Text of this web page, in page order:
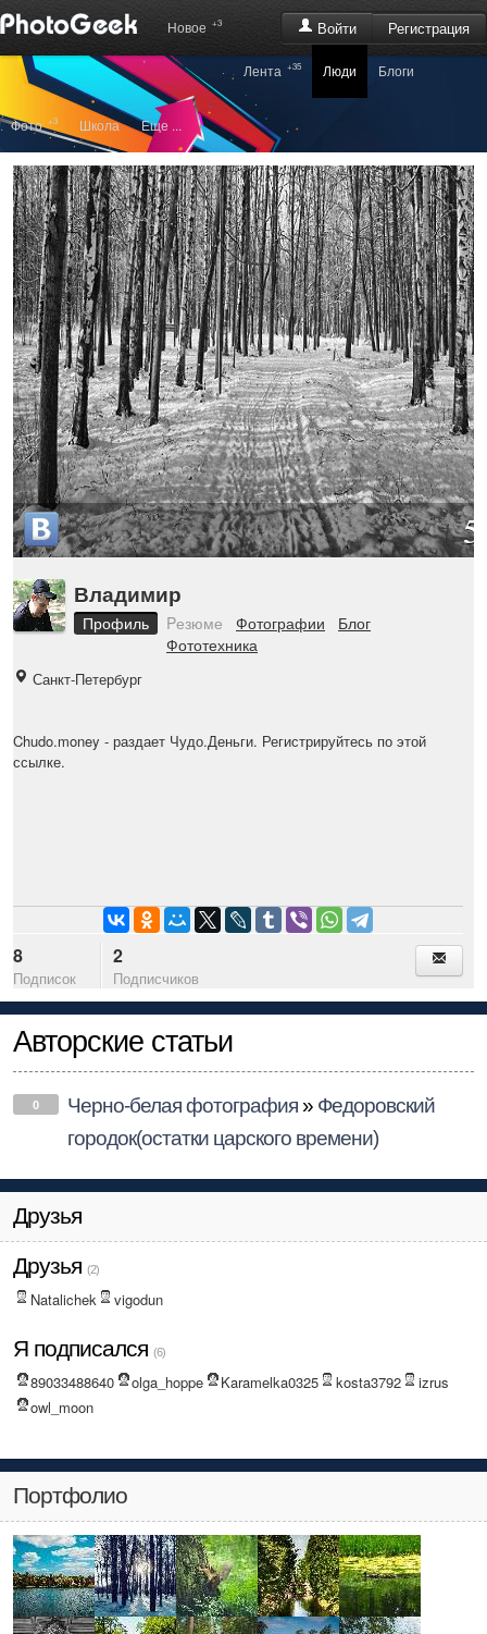
Войти Регистрация
Новое +3
Лента +35 Люди Блоги
Фото+3 Школа Еще ...
Владимир
Профиль Pезюме Фотографии
Блог
Фототехника
Санкт-Петербург
Chudo.money - раздает Чудо.Деньги. Регистрируйтесь по этой
ссылке.
8
Подписок
2
Подписчиков
Авторские статьи
0 Черно-белая фотография» Федоровский
городок(остатки царского времени)
Друзья
Друзья (2)
Natalichek vigodun
Я подписался (6)
89033488640 olga_hoppe Karamelka0325 kosta3792
izrus
owl_moon
Портфолио